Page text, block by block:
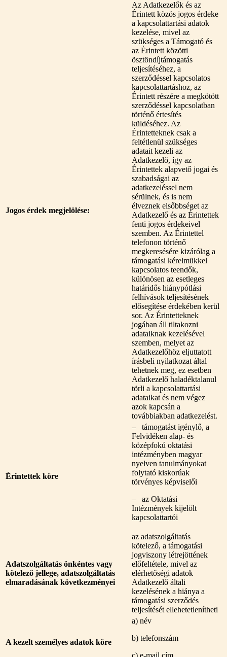
Jogos érdek megjelölése:
Az Adatkezelők és az
Érintett közös jogos érdeke
a kapcsolattartási adatok
kezelése, mivel az
szükséges a Támogató és
az Érintett közötti
ösztöndíjtámogatás
teljesítéséhez, a
szerződéssel kapcsolatos
kapcsolattartáshoz, az
Érintett részére a megkötött
szerződéssel kapcsolatban
történő értesítés
küldéséhez. Az
Érintetteknek csak a
feltétlenül szükséges
adatait kezeli az
Adatkezelő, így az
Érintettek alapvető jogai és
szabadságai az
adatkezeléssel nem
sérülnek, és is nem
élveznek elsőbbséget az
Adatkezelő és az Érintettek
fenti jogos érdekeivel
szemben. Az Érintettel
telefonon történő
megkeresésére kizárólag a
támogatási kérelmükkel
kapcsolatos teendők,
különösen az esetleges
határidős hiánypótlási
felhívások teljesítésének
elősegítése érdekében kerül
sor. Az Érintetteknek
jogában áll tiltakozni
adataiknak kezelésével
szemben, melyet az
Adatkezelőhöz eljuttatott
írásbeli nyilatkozat által
tehetnek meg, ez esetben
Adatkezelő haladéktalanul
törli a kapcsolattartási
adataikat és nem végez
azok kapcsán a
továbbiakban adatkezelést.
Érintettek köre
– támogatást igénylő, a
Felvidéken alap- és
középfokú oktatási
intézményben magyar
nyelven tanulmányokat
folytató kiskorúak
törvényes képviselői
– az Oktatási
Intézmények kijelölt
kapcsolattartói
Adatszolgáltatás önkéntes vagy
kötelező jellege, adatszolgáltatás
elmaradásának következményei
az adatszolgáltatás
kötelező, a támogatási
jogviszony létrejöttének
előfeltétele, mivel az
elérhetőségi adatok
Adatkezelő általi
kezelésének a hiánya a
támogatási szerződés
teljesítését ellehetetlenítheti
A kezelt személyes adatok köre
a) név
b) telefonszám